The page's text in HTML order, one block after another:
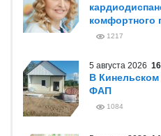
комфортного
1217
5 августа 2026
В
ФАП
1084